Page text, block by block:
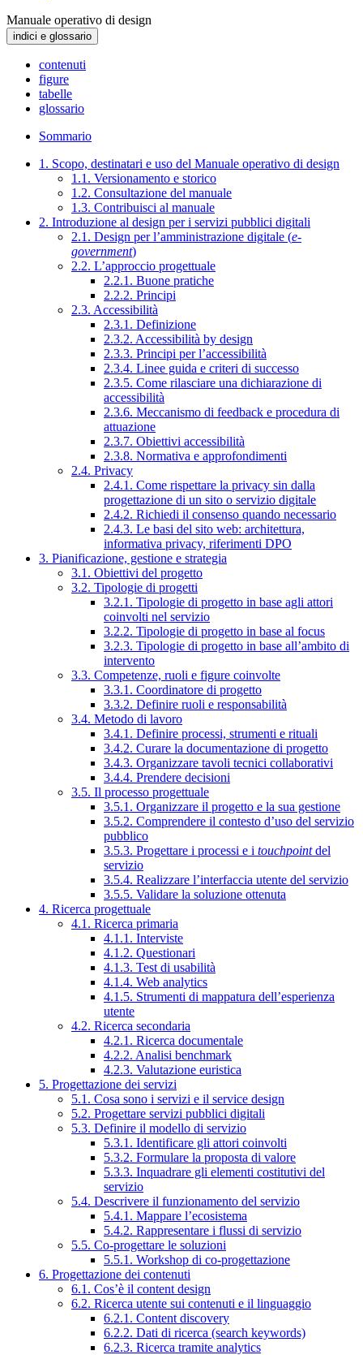
Manuale operativo di design
indici e glossario
contenuti
figure
tabelle
glossario
Sommario
1. Scopo, destinatari e uso del Manuale operativo di design
1.1. Versionamento e storico
1.2. Consultazione del manuale
1.3. Contribuisci al manuale
2. Introduzione al design per i servizi pubblici digitali
2.1. Design per l’amministrazione digitale (e-
government)
2.2. L’approccio progettuale
2.2.1. Buone pratiche
2.2.2. Principi
2.3. Accessibilità
2.3.1. Definizione
2.3.2. Accessibilità by design
2.3.3. Principi per l’accessibilità
2.3.4. Linee guida e criteri di successo
2.3.5. Come rilasciare una dichiarazione di
accessibilità
2.3.6. Meccanismo di feedback e procedura di
attuazione
2.3.7. Obiettivi accessibilità
2.3.8. Normativa e approfondimenti
2.4. Privacy
2.4.1. Come rispettare la privacy sin dalla
progettazione di un sito o servizio digitale
2.4.2. Richiedi il consenso quando necessario
2.4.3. Le basi del sito web: architettura,
informativa privacy, riferimenti DPO
3. Pianificazione, gestione e strategia
3.1. Obiettivi del progetto
3.2. Tipologie di progetti
3.2.1. Tipologie di progetto in base agli attori
coinvolti nel servizio
3.2.2. Tipologie di progetto in base al focus
3.2.3. Tipologie di progetto in base all’ambito di
intervento
3.3. Competenze, ruoli e figure coinvolte
3.3.1. Coordinatore di progetto
3.3.2. Definire ruoli e responsabilità
3.4. Metodo di lavoro
3.4.1. Definire processi, strumenti e rituali
3.4.2. Curare la documentazione di progetto
3.4.3. Organizzare tavoli tecnici collaborativi
3.4.4. Prendere decisioni
3.5. Il processo progettuale
3.5.1. Organizzare il progetto e la sua gestione
3.5.2. Comprendere il contesto d’uso del servizio
pubblico
3.5.3. Progettare i processi e i touchpointdel
servizio
3.5.4. Realizzare l’interfaccia utente del servizio
3.5.5. Validare la soluzione ottenuta
4. Ricerca progettuale
4.1. Ricerca primaria
4.1.1. Interviste
4.1.2. Questionari
4.1.3. Test di usabilità
4.1.4. Web analytics
4.1.5. Strumenti di mappatura dell’esperienza
utente
4.2. Ricerca secondaria
4.2.1. Ricerca documentale
4.2.2. Analisi benchmark
4.2.3. Valutazione euristica
5. Progettazione dei servizi
5.1. Cosa sono i servizi e il service design
5.2. Progettare servizi pubblici digitali
5.3. Definire il modello di servizio
5.3.1. Identificare gli attori coinvolti
5.3.2. Formulare la proposta di valore
5.3.3. Inquadrare gli elementi costitutivi del
servizio
5.4. Descrivere il funzionamento del servizio
5.4.1. Mappare l’ecosistema
5.4.2. Rappresentare i flussi di servizio
5.5. Co-progettare le soluzioni
5.5.1. Workshop di co-progettazione
6. Progettazione dei contenuti
6.1. Cos’è il content design
6.2. Ricerca utente sui contenuti e il linguaggio
6.2.1. Content discovery
6.2.2. Dati di ricerca (search keywords)
6.2.3. Ricerca tramite analytics